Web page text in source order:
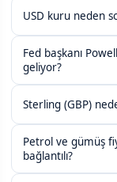
USD kuru neden
Fed başkanı
geliyor?
Sterling (GBP)
Petrol ve gümüş
bağlantılı?